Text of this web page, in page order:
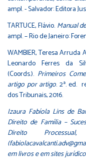
ampl. - Salvador: Editora
TARTUCE, Flávio. Manual
ampl. – Rio de Janeiro:
WAMBIER, Teresa Arruda
Leonardo Ferres da
(Coords.). Primeiros
artigo por artigo. 2ª. ed.
dos Tribunais, 2016.
Izaura Fabíola Lins de
Direito de Família –
Direito
em livros e em sites